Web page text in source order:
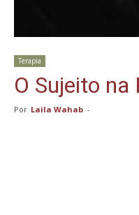
Terapia
O Sujeito na
Por Laila Wahab -